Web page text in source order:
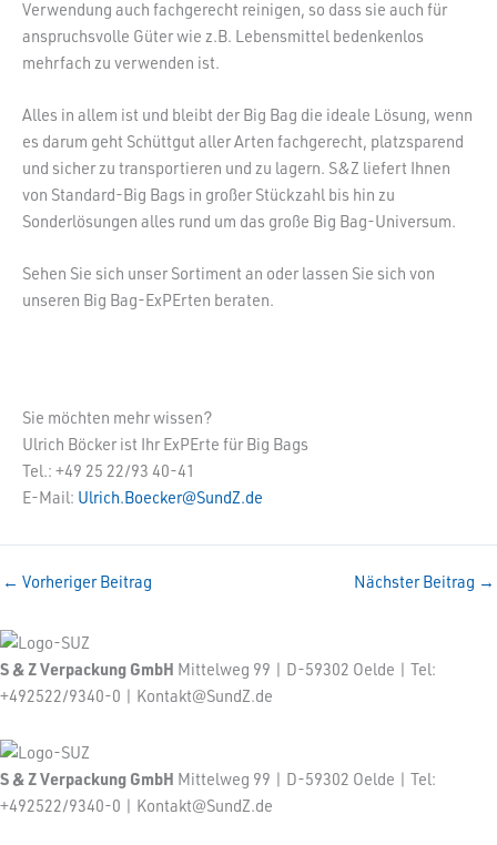
Verwendung auch fachgerecht reinigen, so dass sie auch für
anspruchsvolle Güter wie z.B. Lebensmittel bedenkenlos
mehrfach zu verwenden ist.
Alles in allem ist und bleibt der Big Bag die ideale Lösung, wenn
es darum geht Schüttgut aller Arten fachgerecht, platzsparend
und sicher zu transportieren und zu lagern. S&Z liefert Ihnen
von Standard-Big Bags in großer Stückzahl bis hin zu
Sonderlösungen alles rund um das große Big Bag-Universum.
Sehen Sie sich unser Sortiment an oder lassen Sie sich von
unseren Big Bag-ExPErten beraten.
Sie möchten mehr wissen?
Ulrich Böcker ist Ihr ExPErte für Big Bags
Tel.: +49 25 22/93 40-41
E-Mail: Ulrich.Boecker@SundZ.de
← Vorheriger Beitrag Nächster Beitrag →
S & Z Verpackung GmbH Mittelweg 99 | D-59302 Oelde | Tel:
+492522/9340-0 | Kontakt@SundZ.de
S & Z Verpackung GmbH Mittelweg 99 | D-59302 Oelde | Tel:
+492522/9340-0 | Kontakt@SundZ.de